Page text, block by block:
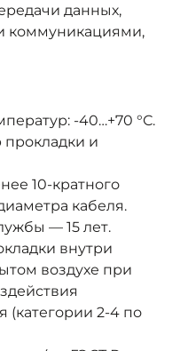
данных,
коммуникациями,
-40…+70 °С.
и
10-кратного
кабеля.
— 15 лет.
внутри
воздухе при
(категории 2-4 по